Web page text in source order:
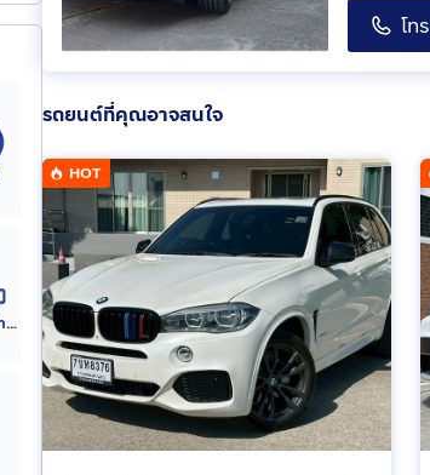
รถพลังงานไฟฟ้า (EV)
โทร
รถยนต์ที่คุณอาจสนใจ
HOT